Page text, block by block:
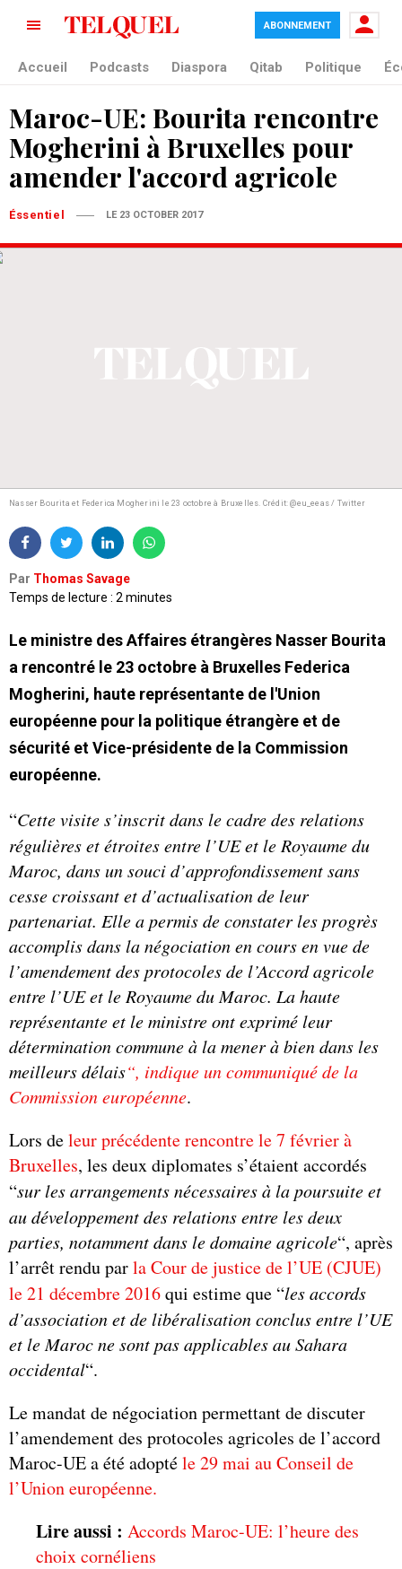
ABONNEMENT
Accueil Podcasts Diaspora Qitab Politique
Maroc-UE: Bourita rencontre
Mogherini à Bruxelles pour
amender l'accord agricole
Éssentiel LE 23 OCTOBER 2017
Nasser Bourita et Federica Mogherini le 23 octobre à Bruxelles. Crédit: @eu_eeas / Twitter
Par Thomas Savage
Temps de lecture : 2 minutes
Le ministre des Affaires étrangères Nasser Bourita
a rencontré le 23 octobre à Bruxelles Federica
Mogherini, haute représentante de l'Union
européenne pour la politique étrangère et de
sécurité et Vice-présidente de la Commission
européenne.
“Cette visite s’inscrit dans le cadre des relations
régulières et étroites entre l’UE et le Royaume du
Maroc, dans un souci d’approfondissement sans
cesse croissant et d’actualisation de leur
partenariat. Elle a permis de constater les progrès
accomplis dans la négociation en cours en vue de
l’amendement des protocoles de l’Accord agricole
entre l’UE et le Royaume du Maroc. La haute
représentante et le ministre ont exprimé leur
détermination commune à la mener à bien dans les
meilleurs délais“, indique un communiqué de la
Commission européenne.
Lors deleur précédente rencontre le 7 février à
Bruxelles, les deux diplomates s’étaient accordés
“sur les arrangements nécessaires à la poursuite et
au développement des relations entre les deux
parties, notamment dans le domaine agricole“, après
l’arrêt rendu parla Cour de justice de l’UE (CJUE)
le 21 décembre 2016qui estime que “les accords
d’association et de libéralisation conclus entre l’UE
et le Maroc ne sont pas applicables au Sahara
occidental“.
Le mandat de négociation permettant de discuter
l’amendement des protocoles agricoles de l’accord
Maroc-UE a été adoptéle 29 mai au Conseil de
l’Union européenne.
Lire aussi : Accords Maroc-UE: l’heure des
choix cornéliens